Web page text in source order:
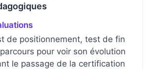
de positionnement, test de fin
pour voir son évolution
le passage de la certification